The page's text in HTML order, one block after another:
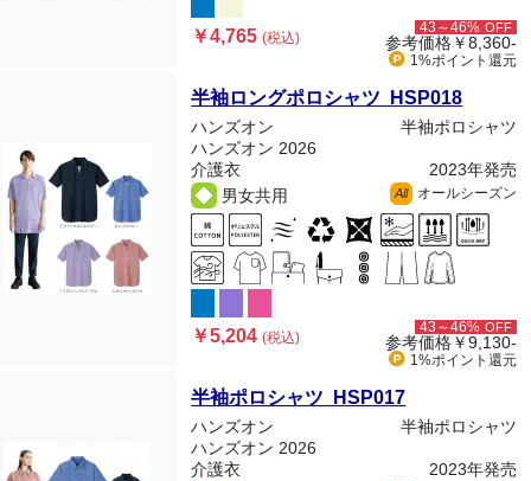
￥4,765(税込)
43～46% OFF
参考価格￥8,360-
1%ポイント 還元
半袖ロングポロシャツ HSP018
ハンズオン
半袖ポロシャツ
ハンズオン 2026
介護衣
2023年発売
男女共用
All オールシーズン
￥5,204(税込)
43～46% OFF
参考価格￥9,130-
1%ポイント 還元
半袖ポロシャツ HSP017
ハンズオン
半袖ポロシャツ
ハンズオン 2026
介護衣
2023年発売